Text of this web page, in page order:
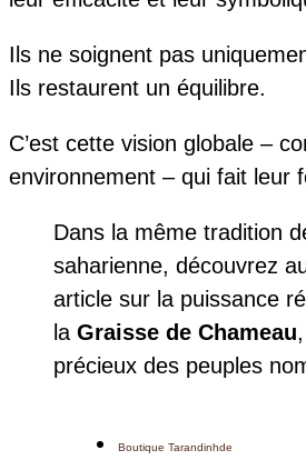
Ils ne soignent pas
Ils restaurent un équilibre.
C’est cette vision globale –
environnement – qui fait leur
Dans la même tradition
saharienne, découvrez
article sur la puissance
la Graisse de Chameau
précieux des peuples
Boutique Tarandinhde